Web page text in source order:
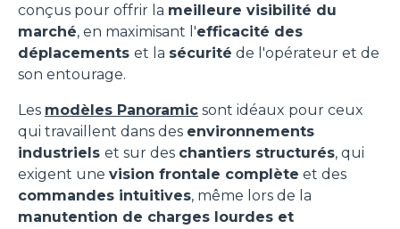
conçus pour offrir la meilleure visibilité du
marché, en maximisant l'efficacité des
déplacements et la sécurité de l'opérateur et de
son entourage.
Les modèles Panoramic sont idéaux pour ceux
qui travaillent dans des environnements
industriels et sur des chantiers structurés, qui
exigent une vision frontale complète et des
commandes intuitives, même lors de la
manutention de charges lourdes et